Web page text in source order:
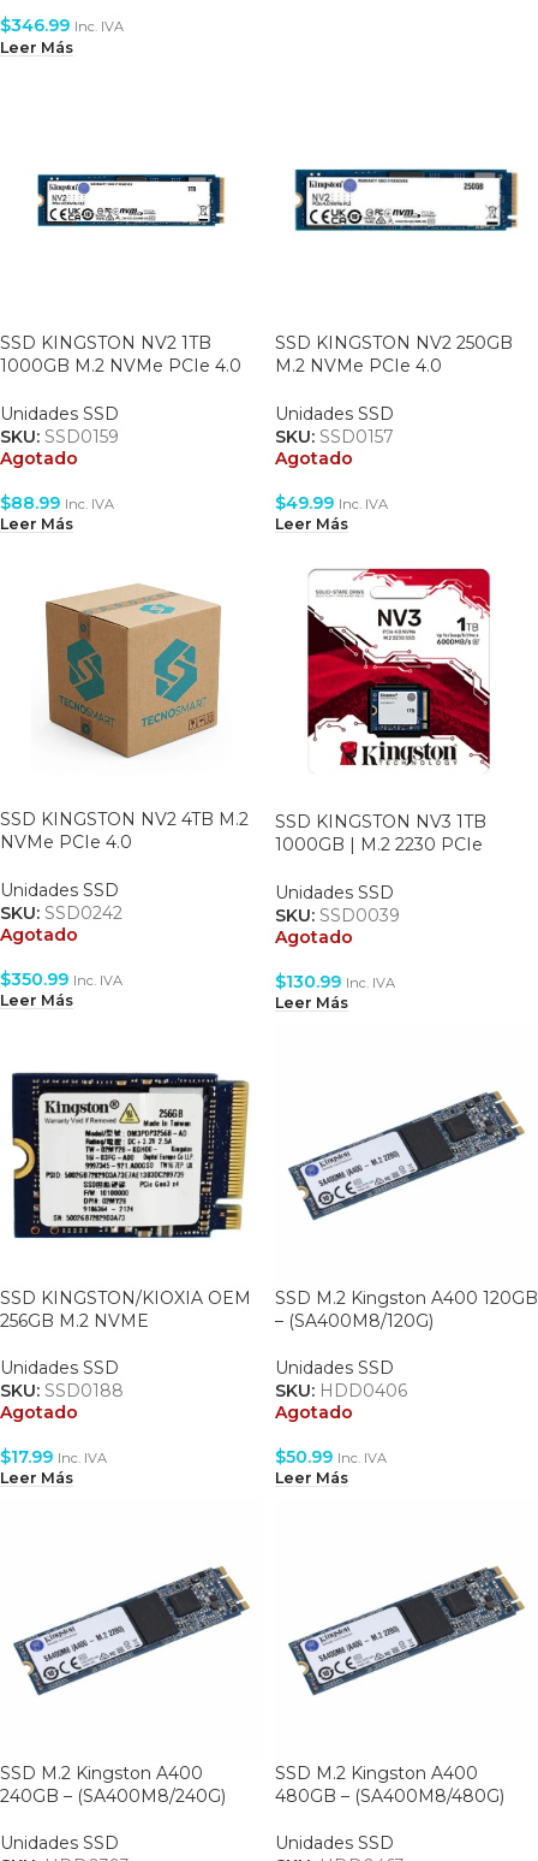
$346.99 Inc. IVA
Leer Más
SSD KINGSTON NV2 1TB
1000GB M.2 NVMe PCIe 4.0
(SNV2S/1000G)
Unidades SSD
SKU: SSD0159
Agotado
$88.99 Inc. IVA
Leer Más
SSD KINGSTON NV2 250GB
M.2 NVMe PCIe 4.0
Unidades SSD
SKU: SSD0157
Agotado
$49.99 Inc. IVA
Leer Más
SSD KINGSTON NV2 4TB M.2
NVMe PCIe 4.0
(SNV2S/4000G)
Unidades SSD
SKU: SSD0242
Agotado
$350.99 Inc. IVA
Leer Más
SSD KINGSTON NV3 1TB
1000GB | M.2 2230 PCIe
Unidades SSD
SKU: SSD0039
Agotado
$130.99 Inc. IVA
Leer Más
SSD KINGSTON/KIOXIA OEM
256GB M.2 NVME
Unidades SSD
SKU: SSD0188
Agotado
$17.99 Inc. IVA
Leer Más
SSD M.2 Kingston A400 120GB
– (SA400M8/120G)
Unidades SSD
SKU: HDD0406
Agotado
$50.99 Inc. IVA
Leer Más
SSD M.2 Kingston A400
240GB – (SA400M8/240G)
Unidades SSD
SSD M.2 Kingston A400
480GB – (SA400M8/480G)
Unidades SSD